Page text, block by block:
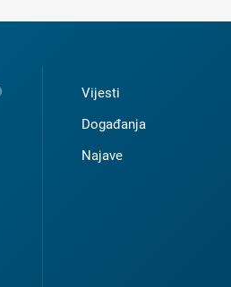
Vijesti
Događanja
Najave